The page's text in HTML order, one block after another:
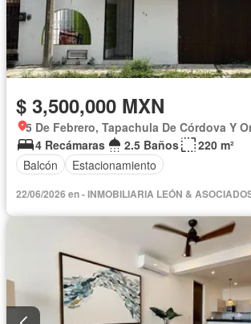
$ 3,500,000 MXN
5 De Febrero, Tapachula De Córdova Y
4 Recámaras
2.5 Baños
220 m²
Balcón
Estacionamiento
22/06/2026 en - INMOBILIARIA LEÓN &